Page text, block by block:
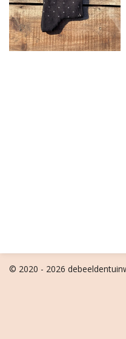
© 2020 - 2026